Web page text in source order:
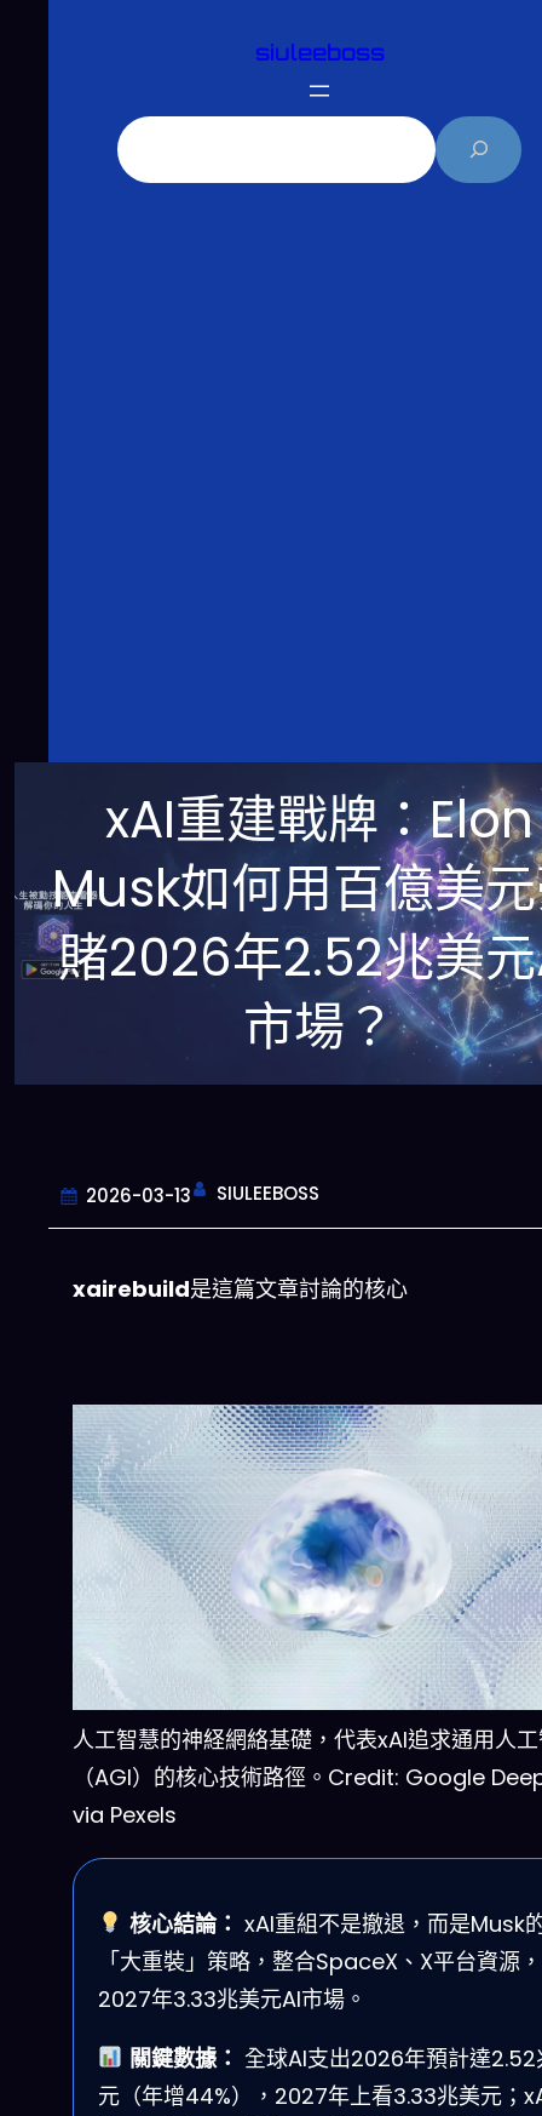
siuleeboss
xAI重建戰牌：Elon
Musk如何用百億美
賭2026年2.52兆美
市場？
2026-03-13 SIULEEBOSS
xairebuild是這篇文章討論的核心
人工智慧的神経網絡基礎，代表xAI追求通用人
（AGI）的核心技術路徑。Credit: Google
via Pexels
核心結論： xAI重組不是撤退，而是Musk
「大重裝」策略，整合SpaceX、X平台資源
2027年3.33兆美元AI市場。
關鍵數據： 全球AI支出2026年預計達2.52
元（年增44%），2027年上看3.33兆美元；